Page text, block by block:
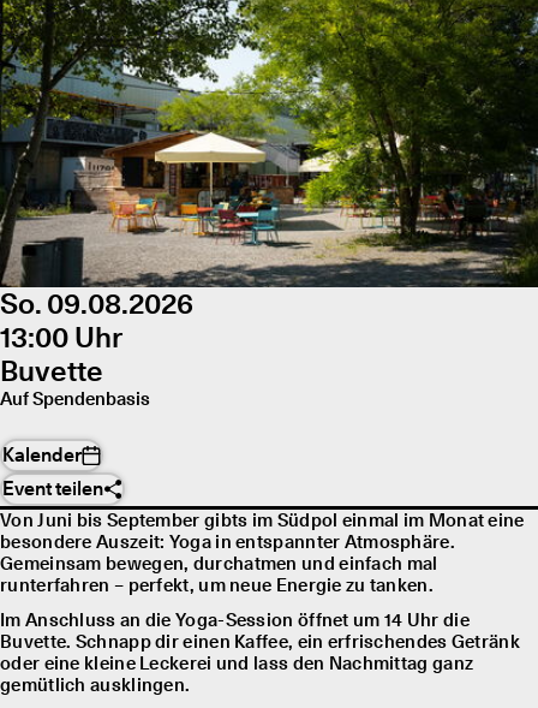
So. 09.08.2026
13:00 Uhr
Buvette
Auf Spendenbasis
Kalender
Event teilen
Von Juni bis September gibts im Südpol einmal im Monat eine
besondere Auszeit: Yoga in entspannter Atmosphäre.
Gemeinsam bewegen, durchatmen und einfach mal
runterfahren – perfekt, um neue Energie zu tanken.
Im Anschluss an die Yoga-Session öffnet um 14 Uhr die
Buvette. Schnapp dir einen Kaffee, ein erfrischendes Getränk
oder eine kleine Leckerei und lass den Nachmittag ganz
gemütlich ausklingen.